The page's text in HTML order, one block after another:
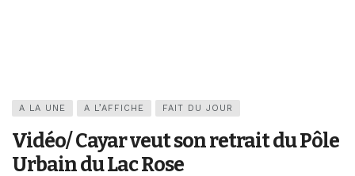
A LA UNE A L’AFFICHE FAIT DU JOUR
Vidéo/ Cayar veut son retrait du Pôle
Urbain du Lac Rose